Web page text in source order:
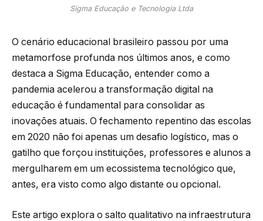
Sigma Educação e Tecnologia Ltda
O cenário educacional brasileiro passou por uma
metamorfose profunda nos últimos anos, e como
destaca a Sigma Educação, entender como a
pandemia acelerou a transformação digital na
educação é fundamental para consolidar as
inovações atuais. O fechamento repentino das escolas
em 2020 não foi apenas um desafio logístico, mas o
gatilho que forçou instituições, professores e alunos a
mergulharem em um ecossistema tecnológico que,
antes, era visto como algo distante ou opcional.
Este artigo explora o salto qualitativo na infraestrutura